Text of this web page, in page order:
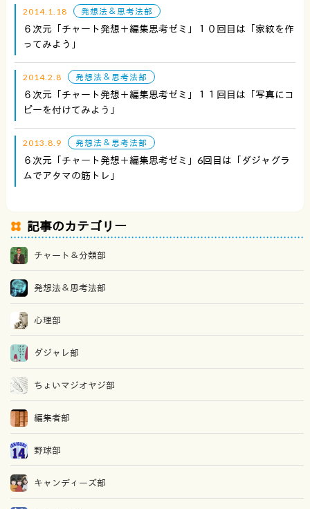
2014.1.18 発想法＆思考法部
６次元「チャート発想＋編集思考ゼミ」１０回目は「家紋を作
ってみよう」
2014.2.8 発想法＆思考法部
６次元「チャート発想＋編集思考ゼミ」１１回目は「写真にコ
ピーを付けてみよう」
2013.8.9 発想法＆思考法部
６次元「チャート発想＋編集思考ゼミ」6回目は「ダジャグラ
ムでアタマの筋トレ」
記事のカテゴリー
チャート＆分類部
発想法＆思考法部
心理部
ダジャレ部
ちょいマジオヤジ部
編集者部
野球部
キャンディーズ部